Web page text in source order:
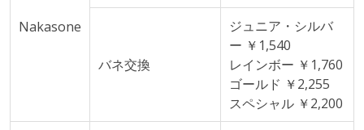
Nakasone
バネ交換
ジュニア・シルバ
ー ￥1,540
レインボー ￥1,760
ゴールド ￥2,255
スペシャル ￥2,200